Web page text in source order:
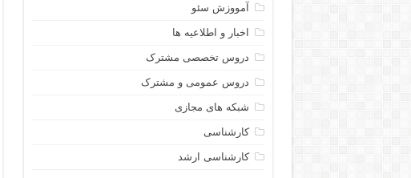
آمووزش سئو
اخبار و اطلاعیه ها
دروس تخصصی مشترک
دروس عمومی و مشترک
شبکه های مجازی
کارشناسی
کارشناسی ارشد